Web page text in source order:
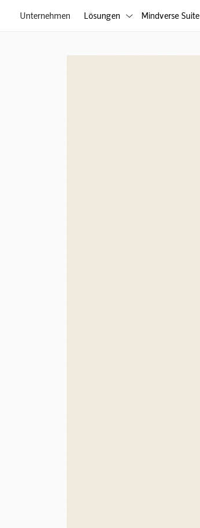
Unternehmen Lösungen  Mindverse Suite